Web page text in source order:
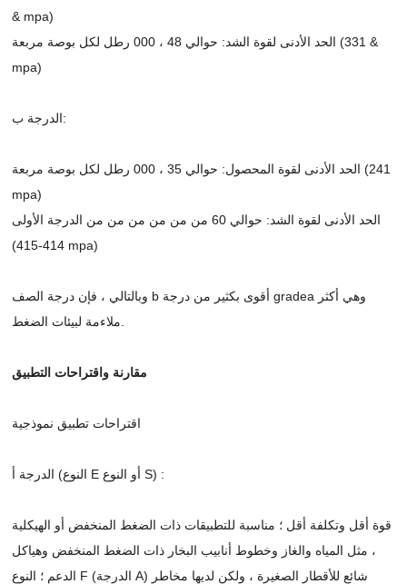
& mpa)
الحد الأدنى لقوة الشد: حوالي 48 ، 000 رطل لكل بوصة مربعة (331 &
mpa)
الدرجة ب:
الحد الأدنى لقوة المحصول: حوالي 35 ، 000 رطل لكل بوصة مربعة (241
mpa)
الحد الأدنى لقوة الشد: حوالي 60 من من من من من من الدرجة الأولى
(414-415 mpa)
وبالتالي ، فإن درجة الصف b أقوى بكثير من درجة gradea وهي أكثر
مقارنة واقتراحات التطبيق
اقتراحات تطبيق نموذجية
الدرجة أ (النوع E أو النوع S) :
قوة أقل وتكلفة أقل ؛ مناسبة للتطبيقات ذات الضغط المنخفض أو الهيكلية
، مثل المياه والغاز وخطوط أنابيب البخار ذات الضغط المنخفض وهياكل
الدعم ؛ النوع F (الدرجة A) شائع للأقطار الصغيرة ، ولكن لديها مخاطر